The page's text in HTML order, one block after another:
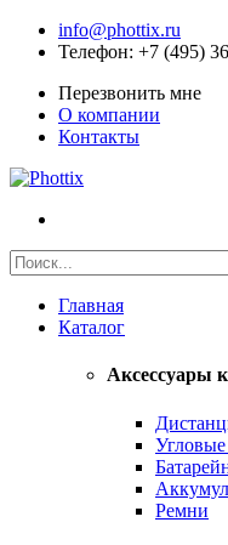
info@phottix.ru
Телефон: +7 (495)
Перезвонить мне
О компании
Контакты
Главная
Каталог
Аксессуары
Угловые
Ремни